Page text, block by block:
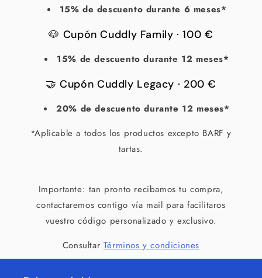
15% de descuento durante 6 meses*
🐶 Cupón Cuddly Family · 100 €
15% de descuento durante 12 meses*
🤝 Cupón Cuddly Legacy · 200 €
20% de descuento durante 12 meses*
*Aplicable a todos los productos excepto BARF y
tartas.
Importante: tan pronto recibamos tu compra,
contactaremos contigo vía mail para facilitaros
vuestro código personalizado y exclusivo.
Consultar Términos y condiciones